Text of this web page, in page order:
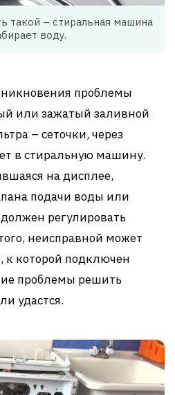
такой – стиральная машина
воду.
проблемы
или зажатый заливной
– сеточки, через
в стиральную машину.
на дисплее,
подачи воды или
регулировать
неисправной может
к которой подключен
проблемы решить
удастся.